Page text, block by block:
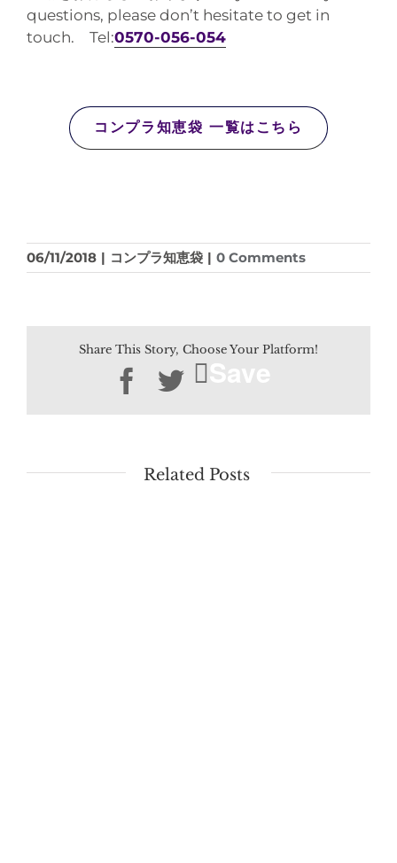
questions, please don’t hesitate to get in
touch. Tel:0570-056-054
コンプラ知恵袋 一覧はこちら
06/11/2018 | コンプラ知恵袋 | 0 Comments
Share This Story, Choose Your Platform!
Facebook
Twitter
Related Posts